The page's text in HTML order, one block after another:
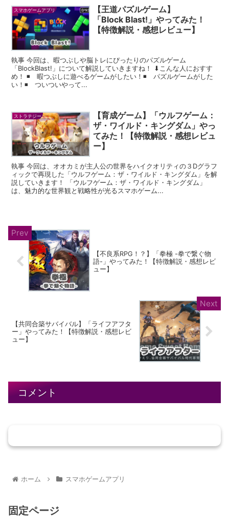
スマホゲームアプリ
【王道パズルゲーム】
「Block Blast!」やってみた！
【特徴解説・感想レビュー】
執事 今回は、暇つぶしや脳トレにぴったりのパズルゲーム
「BlockBlast!」について解説していきますね！ ⬇︎こんな人におすす
め！ ◾️ 暇つぶしに遊べるゲームがしたい！◾️ パズルゲームがした
い！◾️ ついついやって...
ストラテジー
【育成ゲーム】「ウルフゲーム：
ザ・ワイルド・キングダム」やっ
てみた！【特徴解説・感想レビュ
ー】
執事 今回は、オオカミが主人公の世界をハイクオリティの３Dグラフ
ィックで再現した「ウルフゲーム：ザ・ワイルド・キングダム」を解
説していきます！ 「ウルフゲーム：ザ・ワイルド・キングダム」
は、魅力的な世界観と戦略性が光るスマホゲーム...
【不良系RPG！？】「拳極 -拳で繋ぐ物
語-」やってみた！【特徴解説・感想レビ
ュー】
【共同合築サバイバル】「ライフアフタ
ー」やってみた！【特徴解説・感想レビ
ュー】
コメント
ホーム スマホゲームアプリ
固定ページ